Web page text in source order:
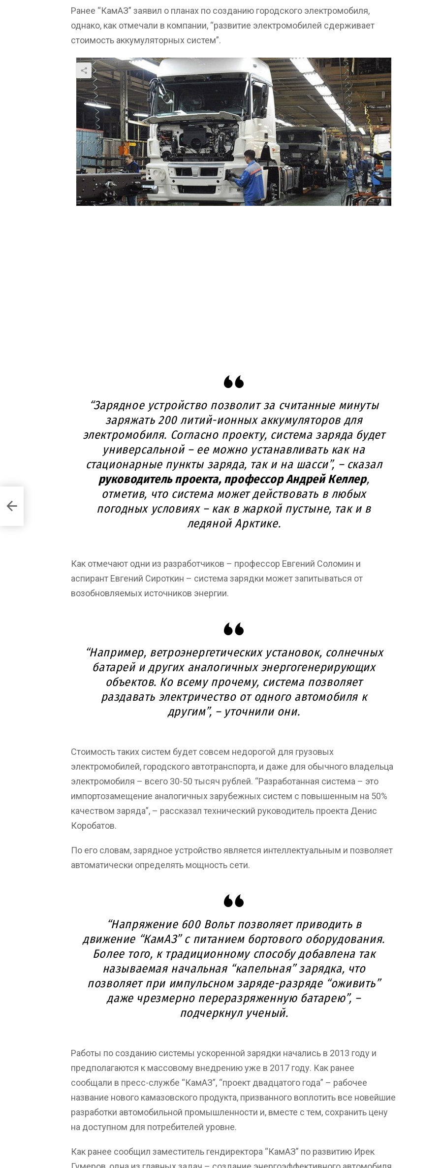
Ранее “КамАЗ” заявил о планах по созданию городского электромобиля,
однако, как отмечали в компании, “развитие электромобилей сдерживает
стоимость аккумуляторных систем”.
“Зарядное устройство позволит за считанные минуты
заряжать 200 литий-ионных аккумуляторов для
электромобиля. Согласно проекту, система заряда будет
универсальной – ее можно устанавливать как на
стационарные пункты заряда, так и на шасси”, – сказал
руководитель проекта, профессор Андрей Келлер,
отметив, что система может действовать в любых
погодных условиях – как в жаркой пустыне, так и в
ледяной Арктике.
Как отмечают одни из разработчиков – профессор Евгений Соломин и
аспирант Евгений Сироткин – система зарядки может запитываться от
возобновляемых источников энергии.
“Например, ветроэнергетических установок, солнечных
батарей и других аналогичных энергогенерирующих
объектов. Ко всему прочему, система позволяет
раздавать электричество от одного автомобиля к
другим”, – уточнили они.
Стоимость таких систем будет совсем недорогой для грузовых
электромобилей, городского автотранспорта, и даже для обычного владельца
электромобиля – всего 30-50 тысяч рублей. “Разработанная система – это
импортозамещение аналогичных зарубежных систем с повышенным на 50%
качеством заряда”, – рассказал технический руководитель проекта Денис
Коробатов.
По его словам, зарядное устройство является интеллектуальным и позволяет
автоматически определять мощность сети.
“Напряжение 600 Вольт позволяет приводить в
движение “КамАЗ” с питанием бортового оборудования.
Более того, к традиционному способу добавлена так
называемая начальная “капельная” зарядка, что
позволяет при импульсном заряде-разряде “оживить”
даже чрезмерно переразряженную батарею”, –
подчеркнул ученый.
Работы по созданию системы ускоренной зарядки начались в 2013 году и
предполагаются к массовому внедрению уже в 2017 году. Как ранее
сообщали в пресс-службе “КамАЗ”, “проект двадцатого года” – рабочее
название нового камазовского продукта, призванного воплотить все новейшие
разработки автомобильной промышленности и, вместе с тем, сохранить цену
на доступном для потребителей уровне.
Как ранее сообщил заместитель гендиректора “КамАЗ” по развитию Ирек